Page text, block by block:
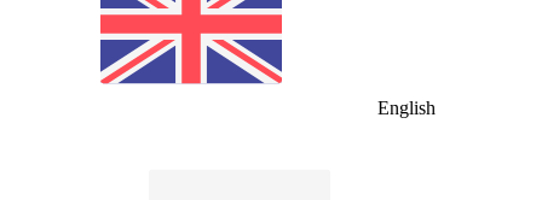
English